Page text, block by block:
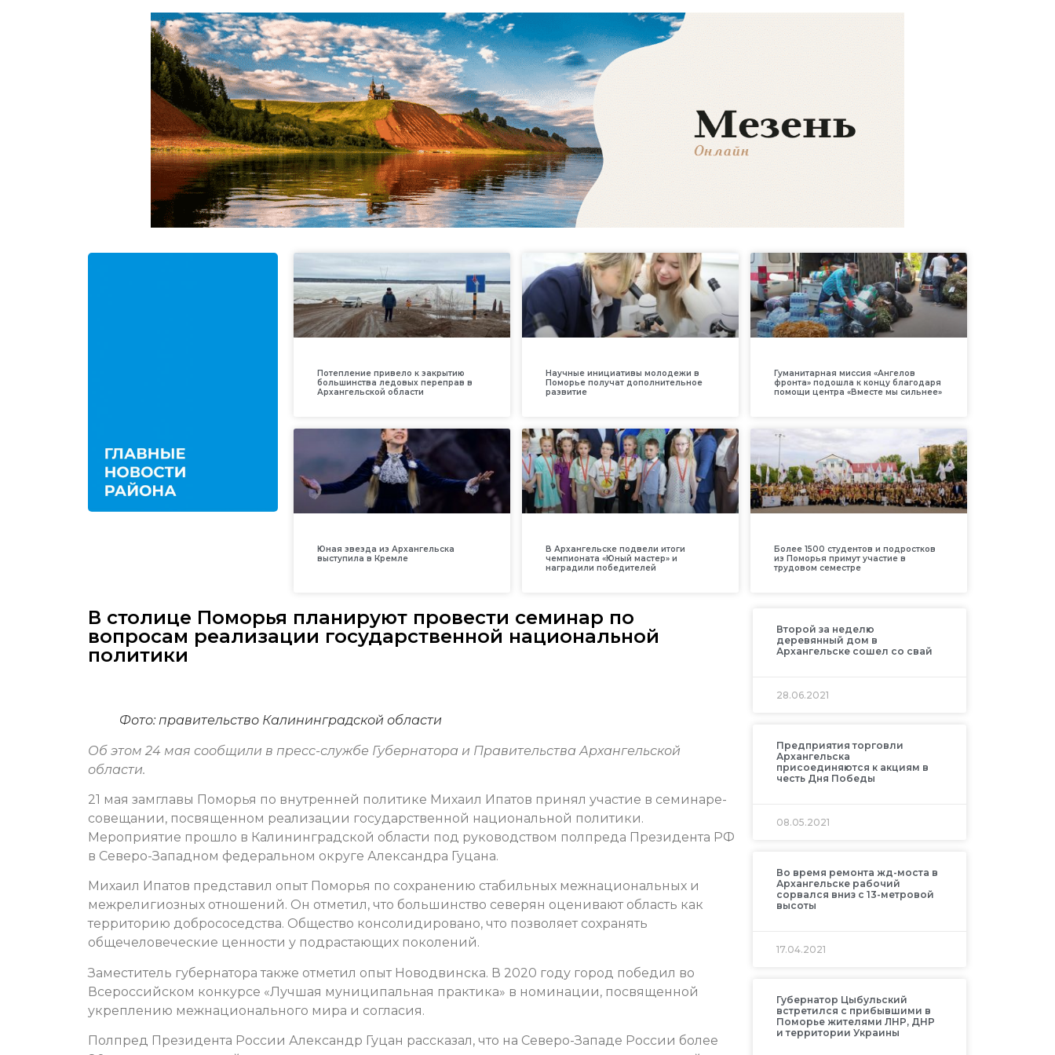
Потепление привело к закрытию
большинства ледовых переправ в
Архангельской области
Научные инициативы молодежи в
Поморье получат дополнительное
развитие
Гуманитарная миссия «Ангелов
фронта» подошла к концу благодаря
помощи центра «Вместе мы сильнее»
Юная звезда из Архангельска
выступила в Кремле
В Архангельске подвели итоги
чемпионата «Юный мастер» и
наградили победителей
Более 1500 студентов и подростков
из Поморья примут участие в
трудовом семестре
В столице Поморья планируют провести семинар по
вопросам реализации государственной национальной
политики
Фото: правительство Калининградской области
Об этом 24 мая сообщили в пресс-службе Губернатора и Правительства Архангельской
области.
21 мая замглавы Поморья по внутренней политике Михаил Ипатов принял участие в семинаре-
совещании, посвященном реализации государственной национальной политики.
Мероприятие прошло в Калининградской области под руководством полпреда Президента РФ
в Северо-Западном федеральном округе Александра Гуцана.
Михаил Ипатов представил опыт Поморья по сохранению стабильных межнациональных и
межрелигиозных отношений. Он отметил, что большинство северян оценивают область как
территорию добрососедства. Общество консолидировано, что позволяет сохранять
общечеловеческие ценности у подрастающих поколений.
Заместитель губернатора также отметил опыт Новодвинска. В 2020 году город победил во
Всероссийском конкурсе «Лучшая муниципальная практика» в номинации, посвященной
укреплению межнационального мира и согласия.
Полпред Президента России Александр Гуцан рассказал, что на Северо-Западе России более
Второй за неделю
деревянный дом в
Архангельске сошел со свай
28.06.2021
Предприятия торговли
Архангельска
присоединяются к акциям в
честь Дня Победы
08.05.2021
Во время ремонта жд-моста в
Архангельске рабочий
сорвался вниз с 13-метровой
высоты
17.04.2021
Губернатор Цыбульский
встретился с прибывшими в
Поморье жителями ЛНР, ДНР
и территории Украины